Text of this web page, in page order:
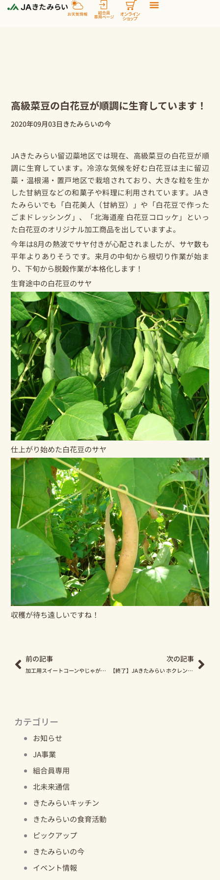
カテゴリー
お知らせ
JA事業
組合員専用
北未来通信
きたみらいキッチン
きたみらいの食育活動
ピックアップ
きたみらいの今
イベント情報
高級菜豆の白花豆が順調に生育しています！
2020年09月03日 きたみらいの今
JAきたみらい留辺蘂地区では現在、 高級菜豆の白花豆が順
調に生育しています。冷涼な気候を好む白花豆は主に留辺
蘂・温根湯・置戸地区で栽培されており、大きな粒を生か
した甘納豆などの和菓子や料理に利用されています。JAき
たみらいでも「白花美人（甘納豆）
」や「白花豆で作った
ごまドレッシング」、「北海道産 白花豆コロッケ 」といっ
た白花豆のオリジナル加工商品を出していますよ。
今年は8月の熱波でサヤ付きが心配されましたが、サヤ数も
平年よりありそうです。来月の中旬から根切り作業が始ま
り、下旬から脱穀作業が本格化します！
生育途中の白花豆のサヤ
仕上がり始めた白花豆のサヤ
収穫が待ち遠しいですね！
前の記事
加工用スイートコーンやじゃがいもの畑でエゾシカの食害が多発しています！
次の記事
【終了】JAきたみらい ホクレン給油所 冬タイヤ9月早期予約受け付けのお知らせ